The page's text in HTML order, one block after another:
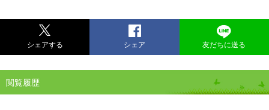
シェアする シェア 友だちに送る
閲覧履歴